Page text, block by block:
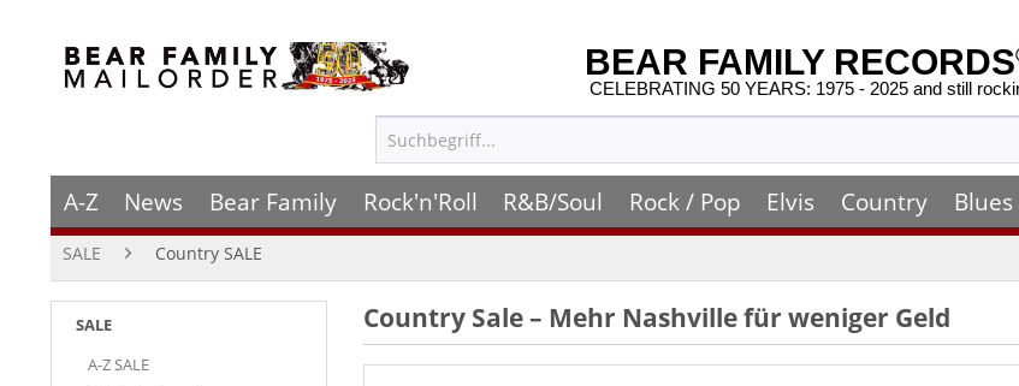
BEAR FAMILY RECORDS
CELEBRATING 50 YEARS: 1975 - 2025 and still
A-Z News Bear Family Rock'n'Roll R&B/Soul Rock / Pop Elvis Country Blues
SALE Country SALE
SALE
A-Z SALE
Country Sale – Mehr Nashville für weniger Geld